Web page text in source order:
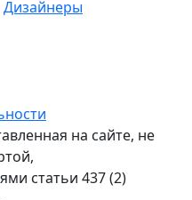
Дизайнеры
на сайте, не
статьи 437 (2)